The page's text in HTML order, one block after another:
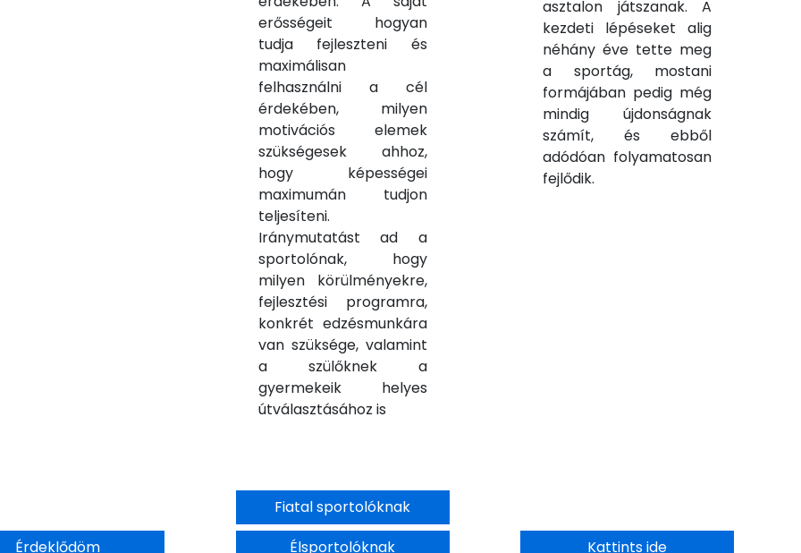
Érdeklődöm
erősségeit hogyan
tudja fejleszteni és
maximálisan
felhasználni a cél
érdekében, milyen
motivációs elemek
szükségesek ahhoz,
hogy képességei
maximumán tudjon
teljesíteni.
Iránymutatást ad a
sportolónak, hogy
milyen körülményekre,
fejlesztési programra,
konkrét edzésmunkára
van szüksége, valamint
a szülőknek a
gyermekeik helyes
útválasztásához is
Fiatal sportolóknak
Élsportolóknak
asztalon játszanak. A
kezdeti lépéseket alig
néhány éve tette meg
a sportág, mostani
formájában pedig még
mindig újdonságnak
számít, és ebből
adódóan folyamatosan
fejlődik.
Kattints ide